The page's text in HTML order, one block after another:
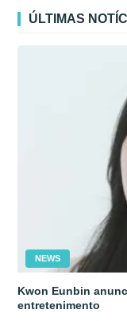
ÚLTIMAS
NEWS
Kwon Eunbin
entretenimento